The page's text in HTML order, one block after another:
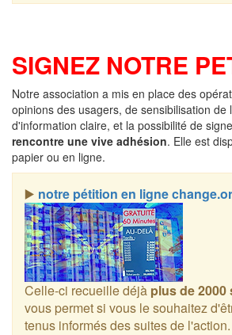
SIGNEZ NOTRE
Notre association a mis en place des
opinions des usagers, de sensibilisation de
d'information claire, et la possibilité de
rencontre une vive adhésion. Elle est
papier ou en ligne.
▶️ notre pétition en ligne
Celle-ci recueille déjà plus de
vous permet si vous le souhaitez
tenus informés des suites de l'action.